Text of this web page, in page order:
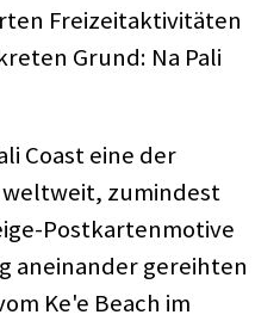
Freizeitaktivitäten
Grund: Na Pali
Coast eine der
zumindest
Postkartenmotive
aneinander gereihten
Ke'e Beach im